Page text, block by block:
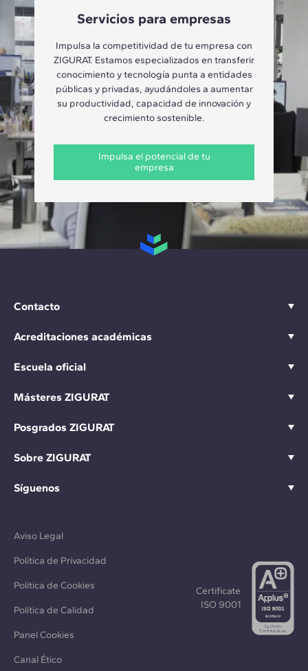
Servicios para empresas
Impulsa la competitividad de tu empresa con
ZIGURAT. Estamos especializados en transferir
conocimiento y tecnología punta a entidades
públicas y privadas, ayudándoles a aumentar
su productividad, capacidad de innovación y
crecimiento sostenible.
Impulsa el potencial de tu
empresa
Contacto
Acreditaciones académicas
Escuela oficial
Másteres ZIGURAT
Posgrados ZIGURAT
Sobre ZIGURAT
Síguenos
Aviso Legal
Política de Privacidad
Política de Cookies
Política de Calidad
Panel Cookies
Canal Ético
Certificate
ISO 9001